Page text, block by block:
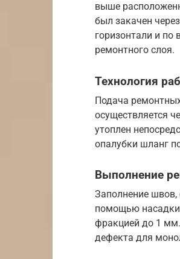
выше
был закачен
горизонтали и по
ремонтного слоя.
Технология
Подача
осуществляется
утоплен
опалубки шланг
Выполнение
Заполнение швов,
помощью насадки
фракцией до 1
дефекта для